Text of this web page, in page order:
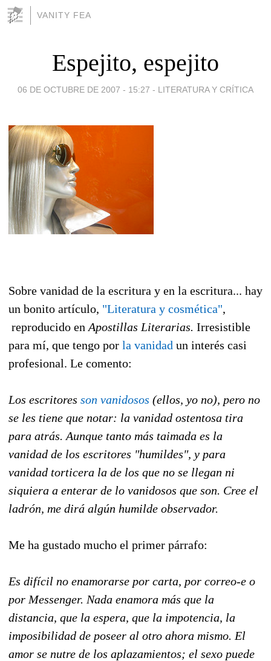
VANITY FEA
Espejito, espejito
06 DE OCTUBRE DE 2007 - 15:27 - LITERATURA Y CRÍTICA
Sobre vanidad de la escritura y en la escritura... hay
un bonito artículo, "Literatura y cosmética",
reproducido en Apostillas Literarias. Irresistible
para mí, que tengo por la vanidad un interés casi
profesional. Le comento:
Los escritores son vanidosos (ellos, yo no), pero no
se les tiene que notar: la vanidad ostentosa tira
para atrás. Aunque tanto más taimada es la
vanidad de los escritores "humildes", y para
vanidad torticera la de los que no se llegan ni
siquiera a enterar de lo vanidosos que son. Cree el
ladrón, me dirá algún humilde observador.
Me ha gustado mucho el primer párrafo:
Es difícil no enamorarse por carta, por correo-e o
por Messenger. Nada enamora más que la
distancia, que la espera, que la impotencia, la
imposibilidad de poseer al otro ahora mismo. El
amor se nutre de los aplazamientos; el sexo puede